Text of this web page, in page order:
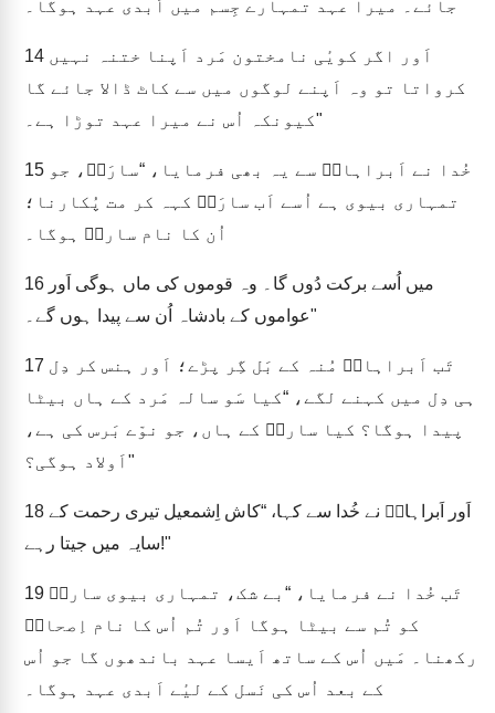
جائے۔ میرا عہد تمہارے جِسم میں اَبدی عہد ہوگا۔
14
کرواتا تو وہ اَپنے لوگوں میں سے کاٹ ڈالا جائے گا
کیونکہ اُس نے میرا عہد توڑا ہے۔"
15
تمہاری بیوی ہے اُسے اَب سارَیؔ کہہ کر مت پُکارنا؛
اُن کا نام سارہؔ ہوگا۔
16
عواموں کے بادشاہ اُن سے پیدا ہوں گے۔"
17
ہی دِل میں کہنے لگے، “کیا سَو سالہ مَرد کے ہاں بیٹا
پیدا ہوگا؟ کیا سارہؔ کے ہاں، جو نوّے بَرس کی ہے،
اَولاد ہوگی؟"
18
سایہ میں جیتا رہے!"
19
کو تُم سے بیٹا ہوگا اَور تُم اُس کا نام اِصحاقؔ
رکھنا۔ مَیں اُس کے ساتھ اَیسا عہد باندھوں گا جو اُس
کے بعد اُس کی نَسل کے لیٔے اَبدی عہد ہوگا۔